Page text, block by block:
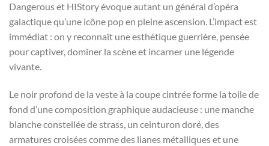
Dangerous et HIStory évoque autant un général d’opéra
galactique qu’une icône pop en pleine ascension. L’impact est
immédiat : on y reconnaît une esthétique guerrière, pensée
pour captiver, dominer la scène et incarner une légende
vivante.
Le noir profond de la veste à la coupe cintrée forme la toile de
fond d’une composition graphique audacieuse : une manche
blanche constellée de strass, un ceinturon doré, des
armatures croisées comme des lianes métalliques et une